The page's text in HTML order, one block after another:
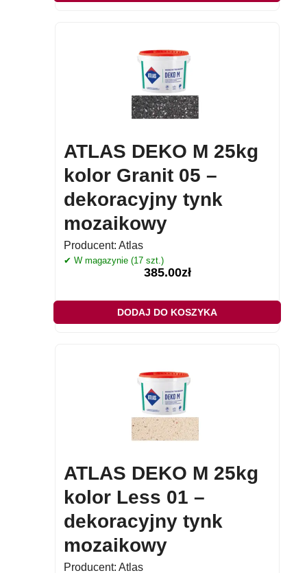
ATLAS DEKO M 25kg
kolor Granit 05 –
dekoracyjny tynk
mozaikowy
Producent: Atlas
✔ W magazynie (17 szt.)
385.00zł
DODAJ DO KOSZYKA
ATLAS DEKO M 25kg
kolor Less 01 –
dekoracyjny tynk
mozaikowy
Producent: Atlas